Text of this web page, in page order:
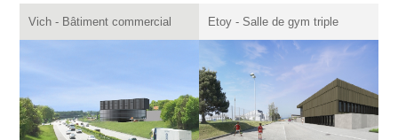
Vich - Bâtiment commercial Etoy - Salle de gym triple